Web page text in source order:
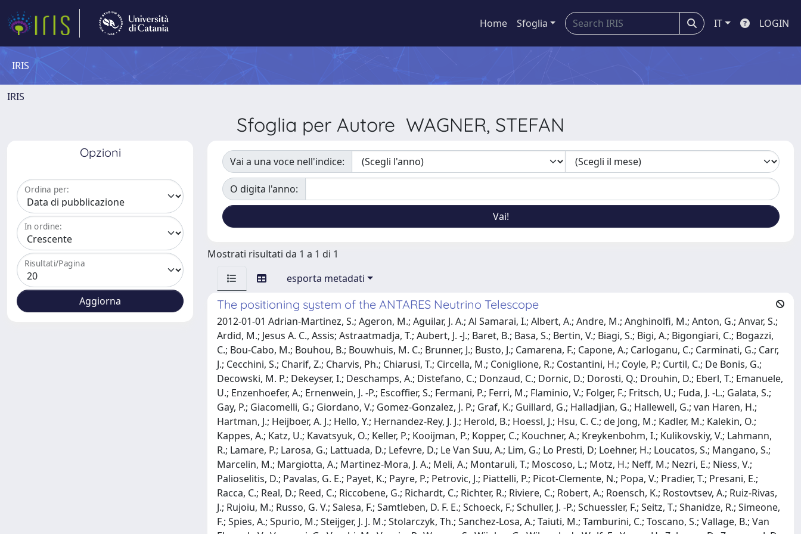
Home Sfoglia IT LOGIN
IRIS
IRIS
Sfoglia per Autore WAGNER, STEFAN
Opzioni
Ordina per:
In ordine:
Risultati/Pagina
Vai a una voce nell'indice:
O digita l'anno:
Mostrati risultati da 1 a 1 di 1
esporta metadati
The positioning system of the ANTARES Neutrino Telescope
2012-01-01 Adrian-Martinez, S.; Ageron, M.; Aguilar, J. A.; Al Samarai, I.; Albert, A.; Andre, M.; Anghinolfi, M.; Anton, G.; Anvar, S.;
Ardid, M.; Jesus A. C., Assis; Astraatmadja, T.; Aubert, J. -J.; Baret, B.; Basa, S.; Bertin, V.; Biagi, S.; Bigi, A.; Bigongiari, C.; Bogazzi,
C.; Bou-Cabo, M.; Bouhou, B.; Bouwhuis, M. C.; Brunner, J.; Busto, J.; Camarena, F.; Capone, A.; Carloganu, C.; Carminati, G.; Carr,
J.; Cecchini, S.; Charif, Z.; Charvis, Ph.; Chiarusi, T.; Circella, M.; Coniglione, R.; Costantini, H.; Coyle, P.; Curtil, C.; De Bonis, G.;
Decowski, M. P.; Dekeyser, I.; Deschamps, A.; Distefano, C.; Donzaud, C.; Dornic, D.; Dorosti, Q.; Drouhin, D.; Eberl, T.; Emanuele,
U.; Enzenhoefer, A.; Ernenwein, J. -P.; Escoffier, S.; Fermani, P.; Ferri, M.; Flaminio, V.; Folger, F.; Fritsch, U.; Fuda, J. -L.; Galata, S.;
Gay, P.; Giacomelli, G.; Giordano, V.; Gomez-Gonzalez, J. P.; Graf, K.; Guillard, G.; Halladjian, G.; Hallewell, G.; van Haren, H.;
Hartman, J.; Heijboer, A. J.; Hello, Y.; Hernandez-Rey, J. J.; Herold, B.; Hoessl, J.; Hsu, C. C.; de Jong, M.; Kadler, M.; Kalekin, O.;
Kappes, A.; Katz, U.; Kavatsyuk, O.; Keller, P.; Kooijman, P.; Kopper, C.; Kouchner, A.; Kreykenbohm, I.; Kulikovskiy, V.; Lahmann,
R.; Lamare, P.; Larosa, G.; Lattuada, D.; Lefevre, D.; Le Van Suu, A.; Lim, G.; Lo Presti, D; Loehner, H.; Loucatos, S.; Mangano, S.;
Marcelin, M.; Margiotta, A.; Martinez-Mora, J. A.; Meli, A.; Montaruli, T.; Moscoso, L.; Motz, H.; Neff, M.; Nezri, E.; Niess, V.;
Palioselitis, D.; Pavalas, G. E.; Payet, K.; Payre, P.; Petrovic, J.; Piattelli, P.; Picot-Clemente, N.; Popa, V.; Pradier, T.; Presani, E.;
Racca, C.; Real, D.; Reed, C.; Riccobene, G.; Richardt, C.; Richter, R.; Riviere, C.; Robert, A.; Roensch, K.; Rostovtsev, A.; Ruiz-Rivas,
J.; Rujoiu, M.; Russo, G. V.; Salesa, F.; Samtleben, D. F. E.; Schoeck, F.; Schuller, J. -P.; Schuessler, F.; Seitz, T.; Shanidze, R.; Simeone,
F.; Spies, A.; Spurio, M.; Steijger, J. J. M.; Stolarczyk, Th.; Sanchez-Losa, A.; Taiuti, M.; Tamburini, C.; Toscano, S.; Vallage, B.; Van